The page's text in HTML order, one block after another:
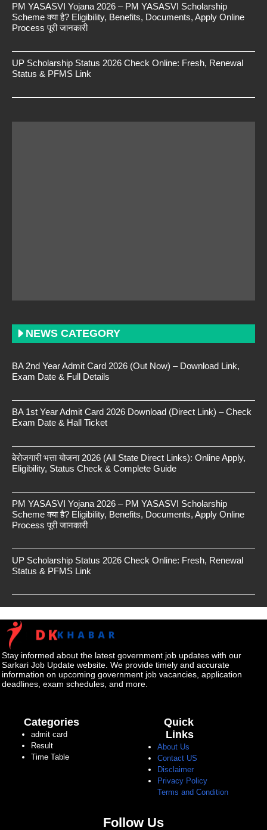
PM YASASVI Yojana 2026 – PM YASASVI Scholarship
Scheme क्या है? Eligibility, Benefits, Documents, Apply Online
Process पूरी जानकारी
UP Scholarship Status 2026 Check Online: Fresh, Renewal
Status & PFMS Link
NEWS CATEGORY
BA 2nd Year Admit Card 2026 (Out Now) – Download Link,
Exam Date & Full Details
BA 1st Year Admit Card 2026 Download (Direct Link) – Check
Exam Date & Hall Ticket
बेरोजगारी भत्ता योजना 2026 (All State Direct Links): Online Apply,
Eligibility, Status Check & Complete Guide
PM YASASVI Yojana 2026 – PM YASASVI Scholarship
Scheme क्या है? Eligibility, Benefits, Documents, Apply Online
Process पूरी जानकारी
UP Scholarship Status 2026 Check Online: Fresh, Renewal
Status & PFMS Link
Stay informed about the latest government job updates with our
Sarkari Job Update website. We provide timely and accurate
information on upcoming government job vacancies, application
deadlines, exam schedules, and more.
Categories
admit card
Result
Time Table
Quick
Links
About Us
Contact US
Disclaimer
Privacy Policy
Terms and Condition
Follow Us